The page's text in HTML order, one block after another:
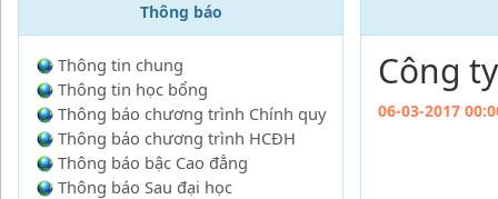
Thông báo
Thông tin chung
Thông tin học bổng
Thông báo chương trình Chính quy
Thông báo chương trình HCĐH
Thông báo bậc Cao đẳng
Thông báo Sau đại học
Công
06-03-2017